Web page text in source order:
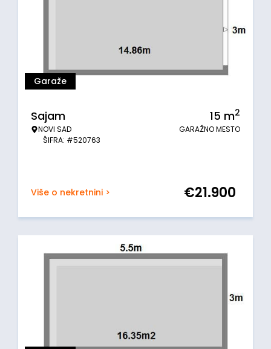
Garaže
Sajam
NOVI SAD
ŠIFRA: #520763
15 m2
GARAŽNO MESTO
Više o nekretnini > €21.900